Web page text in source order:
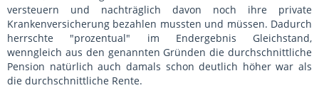
versteuern und nachträglich davon noch ihre private
Krankenversicherung bezahlen mussten und müssen. Dadurch
herrschte "prozentual" im Endergebnis Gleichstand,
wenngleich aus den genannten Gründen die durchschnittliche
Pension natürlich auch damals schon deutlich höher war als
die durchschnittliche Rente.